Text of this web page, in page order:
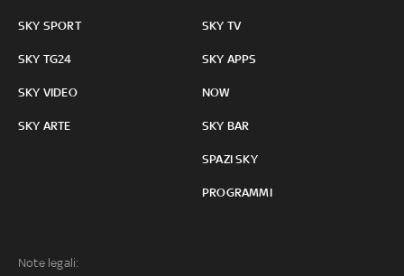
SKY SPORT
SKY TG24
SKY VIDEO
SKY ARTE
SKY TV
SKY APPS
NOW
SKY BAR
SPAZI SKY
PROGRAMMI
Note legali: